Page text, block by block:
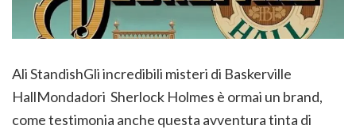
Ali StandishGli incredibili misteri di Baskerville
HallMondadori Sherlock Holmes è ormai un brand,
come testimonia anche questa avventura tinta di